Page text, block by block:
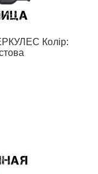
Колір: